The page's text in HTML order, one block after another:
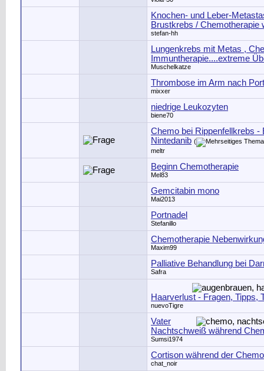
Knochen- und Leber-
Brustkrebs / Chemotherapie
stefan-hh
Lungenkrebs mit Metas ,
Immuntherapie....extreme
Muschelkatze
Thrombose im Arm nach Port
mixxer
niedrige Leukozyten
biene70
Chemo bei Rippenfellkrebs -
Nintedanib (
meltr
Beginn Chemotherapie
Mel83
Gemcitabin mono
Mai2013
Portnadel
Stefanillo
Chemotherapie
Maxim99
Palliative Behandlung bei
Safra
Haarverlust - Fragen, Tipps,
nuevoTigre
Vater
Nachtschweiß während
Sumsi1974
Cortison während der
chat_noir